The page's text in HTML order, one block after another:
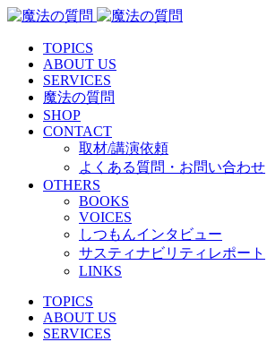
TOPICS
ABOUT US
SERVICES
魔法の質問
SHOP
CONTACT
取材/講演依頼
よくある質問・お問い合わせ
OTHERS
BOOKS
VOICES
しつもんインタビュー
サスティナビリティレポート
LINKS
TOPICS
ABOUT US
SERVICES